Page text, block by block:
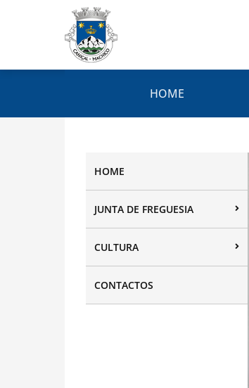
HOME
HOME
JUNTA DE FREGUESIA
CULTURA
CONTACTOS